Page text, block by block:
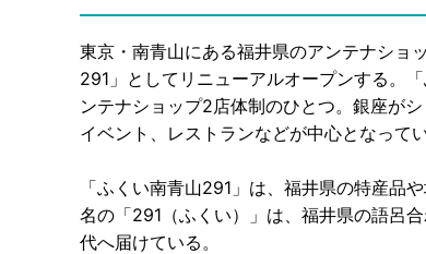
東京・南青山にある福井県のアンテナシ
291」としてリニューアルオープンする。
ンテナショップ2店体制のひとつ。銀座が
イベント、レストランなどが中心となってい
「ふくい南青山291」は、福井県の特産品
名の「291（ふくい）」は、福井県の語呂
代へ届けている。